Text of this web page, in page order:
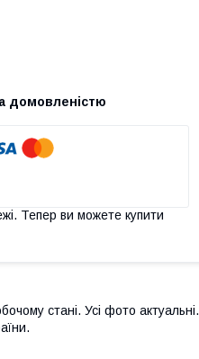
домовленістю
Тепер ви можете купити
стані. Усі фото актуальні.